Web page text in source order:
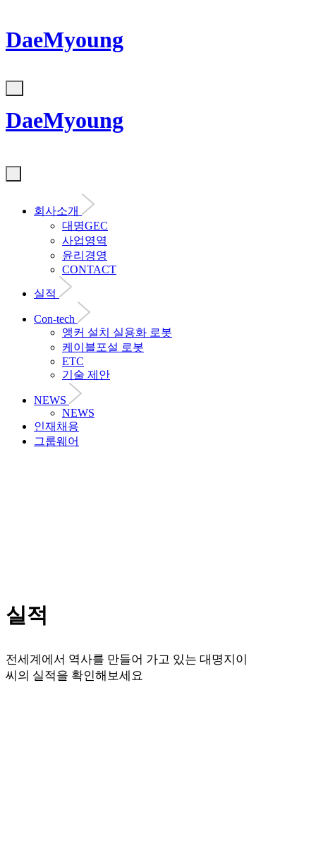
DaeMyoung
DaeMyoung
회사소개
대명GEC
사업영역
윤리경영
CONTACT
실적
Con-tech
앵커 설치 실용화 로봇
케이블포설 로봇
ETC
기술 제안
NEWS
NEWS
인재채용
그룹웨어
실적
전세계에서 역사를 만들어 가고 있는 대명지이
씨의 실적을 확인해보세요